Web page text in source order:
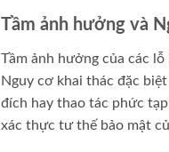
Tầm ảnh hưởng và
Tầm ảnh hưởng của các
Nguy cơ khai thác đặc
đích hay thao tác phức
xác thực tư thế bảo mật